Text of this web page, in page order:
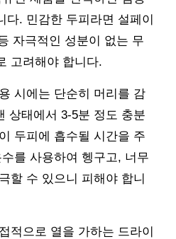
다. 민감한 두피라면 설페이
자극적인 성분이 없는 무
고려해야 합니다.
시에는 단순히 머리를 감
상태에서 3-5분 정도 충분
두피에 흡수될 시간을 주
를 사용하여 헹구고, 너무
할 수 있으니 피해야 합니
적으로 열을 가하는 드라이